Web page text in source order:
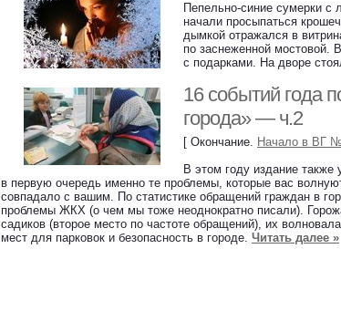
Пепельно-синие сумерки с
начали просыпаться
дымкой отражался в
по заснеженной мостовой.
с подарками. На дворе
16 событий года
города» — ч.2
[ Окончание. Начало в ВГ
В этом году издание
в первую очередь именно те проблемы, которые вас
совпадало с вашим. По статистике обращений граждан в
проблемы ЖКХ (о чем мы тоже неоднократно писали).
садиков (второе место по частоте обращений), их
мест для парковок и безопасность в городе. Читать далее »